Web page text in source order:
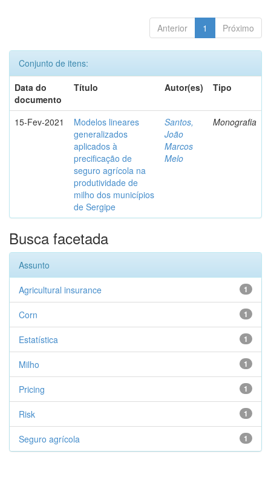
Anterior 1 Próximo
Conjunto de itens:
Data do
documento
Título Autor(es) Tipo
15-Fev-2021
Modelos lineares
generalizados
aplicados à
precificação de
seguro agrícola na
produtividade de
milho dos municípios
de Sergipe
Santos,
João
Marcos
Melo
Monografia
Busca facetada
Assunto
1
Agricultural insurance
1
Corn
1
Estatística
1
Milho
1
Pricing
1
Risk
1
Seguro agrícola